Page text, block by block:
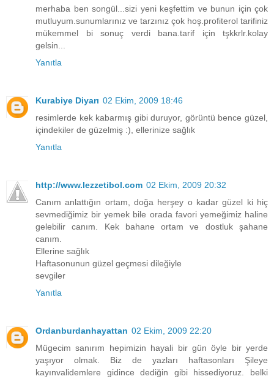
merhaba ben songül...sizi yeni keşfettim ve bunun için çok
mutluyum.sunumlarınız ve tarzınız çok hoş.profiterol tarifiniz
mükemmel bi sonuç verdi bana.tarif için tşkkrlr.kolay
gelsin...
Yanıtla
Kurabiye Diyarı 02 Ekim, 2009 18:46
resimlerde kek kabarmış gibi duruyor, görüntü bence güzel,
içindekiler de güzelmiş :), ellerinize sağlık
Yanıtla
http://www.lezzetibol.com 02 Ekim, 2009 20:32
Canım anlattığın ortam, doğa herşey o kadar güzel ki hiç
sevmediğimiz bir yemek bile orada favori yemeğimiz haline
gelebilir canım. Kek bahane ortam ve dostluk şahane
canım.
Ellerine sağlık
Haftasonunun güzel geçmesi dileğiyle
sevgiler
Yanıtla
Ordanburdanhayattan 02 Ekim, 2009 22:20
Mügecim sanırım hepimizin hayali bir gün öyle bir yerde
yaşıyor olmak. Biz de yazları haftasonları Şileye
kayınvalidemlere gidince dediğin gibi hissediyoruz. belki